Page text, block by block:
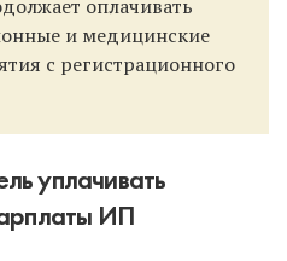
оплачивать
и медицинские
с регистрационного
уплачивать
ИП